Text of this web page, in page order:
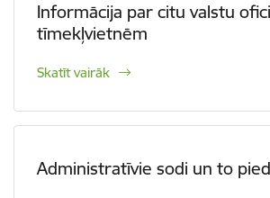
Informācija par citu valstu
tīmekļvietnēm
Skatīt vairāk
Administratīvie sodi un to